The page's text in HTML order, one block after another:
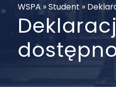
WSPA »Student »